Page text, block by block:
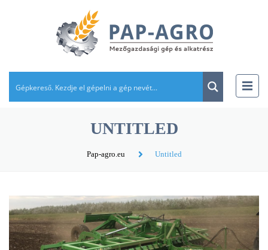
UNTITLED
Pap-agro.eu Untitled